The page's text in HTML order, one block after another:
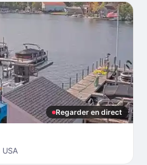
Regarder en direct
USA